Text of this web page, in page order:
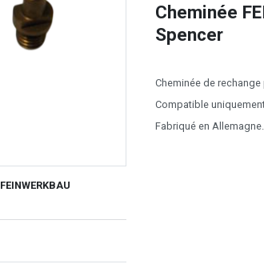
Cheminée
Spencer
Cheminée de
Compatible
Fabriqué en Allemagne.